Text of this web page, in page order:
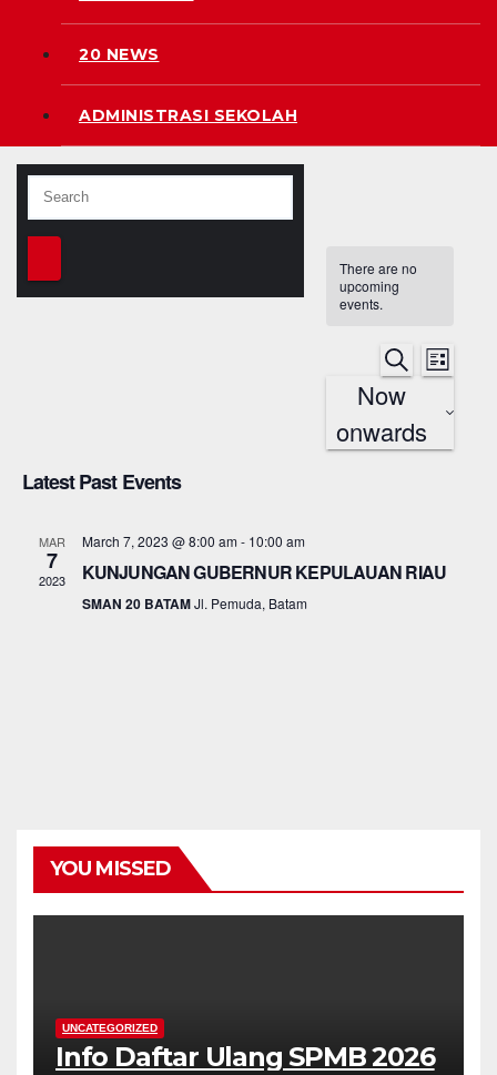
20 NEWS
ADMINISTRASI SEKOLAH
There are no
upcoming
events.
E
v
e
s
a
V
S
e
a
c
h
E
v
e
V
i
g
L
t
Now
onwards
e
Latest Past Events
MAR
7
2023
March 7, 2023 @ 8:00 am- 10:00 am
KUNJUNGAN GUBERNUR KEPULAUAN RIAU
SMAN 20 BATAMJl. Pemuda, Batam
YOU MISSED
UNCATEGORIZED
Info Daftar Ulang SPMB 2026